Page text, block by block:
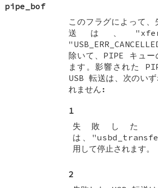
pipe_bof
このフラグによって
送は、
除いて、PIPE キュー
ます。影響された
USB 転送は、次のい
れません:
1
失敗した
は、
用して停止されます。
2